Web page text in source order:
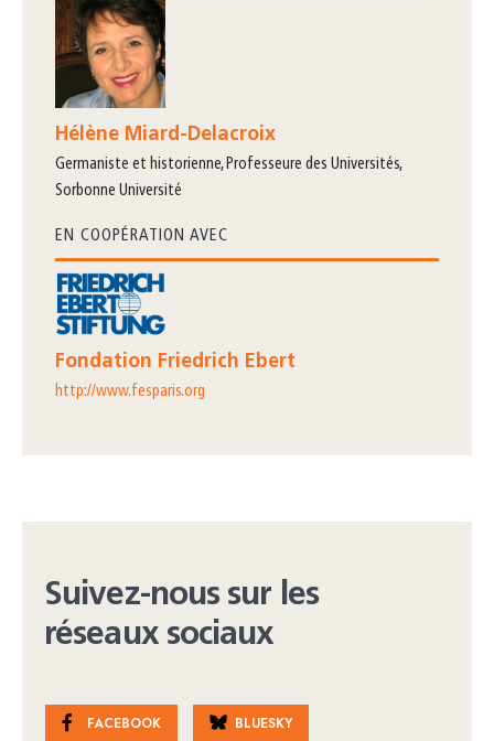
Hélène Miard-Delacroix
germaniste et historienne, Professeure des Universités,
Sorbonne Université
EN COOPÉRATION AVEC
Fondation Friedrich Ebert
http://www.fesparis.org
Suivez-nous sur les
réseaux sociaux
FACEBOOK BLUESKY